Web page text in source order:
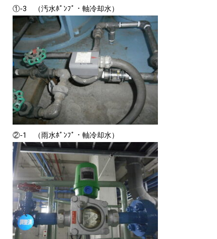
①-3 （汚水ﾎﾟﾝﾌﾟ・軸冷却水）
②-1 （雨水ﾎﾟﾝﾌﾟ・軸冷却水）